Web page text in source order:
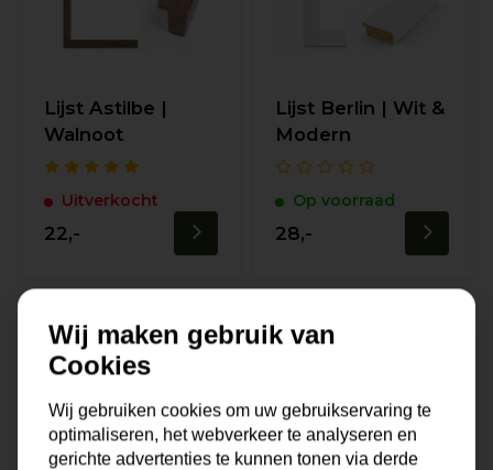
Lijst Astilbe |
Walnoot
Uitverkocht
22,-
Lijst Berlin | Wit &
Modern
Op voorraad
28,-
Wij maken gebruik van
Cookies
Wij gebruiken cookies om uw gebruikservaring te
optimaliseren, het webverkeer te analyseren en
gerichte advertenties te kunnen tonen via derde